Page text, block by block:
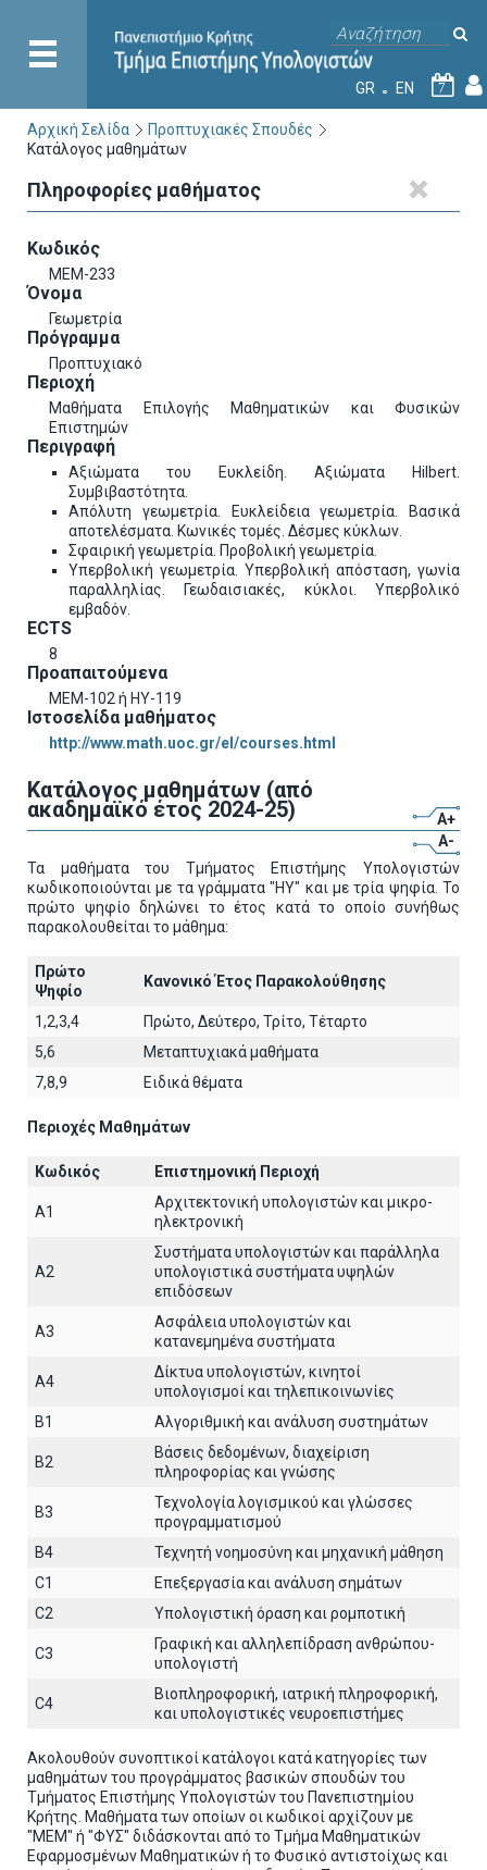
GR EN 7
Αρχική Σελίδα
Προπτυχιακές Σπουδές
Κατάλογος μαθημάτων
Πληροφορίες μαθήματος
Κωδικός
ΜΕΜ-233
Όνομα
Γεωμετρία
Πρόγραμμα
Προπτυχιακό
Περιοχή
Μαθήματα Επιλογής Μαθηματικών και Φυσικών
Επιστημών
Περιγραφή
Aξιώματα του Eυκλείδη. Aξιώματα Hilbert.
Συμβιβαστότητα.
Aπόλυτη γεωμετρία. Eυκλείδεια γεωμετρία. Bασικά
αποτελέσματα. Kωνικές τομές. Δέσμες κύκλων.
Σφαιρική γεωμετρία. Προβολική γεωμετρία.
Υπερβολική γεωμετρία. Υπερβολική απόσταση, γωνία
παραλληλίας. Γεωδαισιακές, κύκλοι. Υπερβολικό
εμβαδόν.
ECTS
8
Προαπαιτούμενα
MEM-102 ή ΗΥ-119
Ιστοσελίδα μαθήματος
http://www.math.uoc.gr/el/courses.html
Κατάλογος μαθημάτων (από
ακαδημαϊκό έτος 2024-25)
A+
A-
Τα μαθήματα του Τμήματος Επιστήμης Υπολογιστών
κωδικοποιούνται με τα γράμματα "ΗΥ" και με τρία ψηφία. Το
πρώτο ψηφίο δηλώνει το έτος κατά το οποίο συνήθως
παρακολουθείται το μάθημα:
Πρώτο
Ψηφίο
Κανονικό Έτος Παρακολούθησης
1,2,3,4
Πρώτο, Δεύτερο, Τρίτο, Τέταρτο
5,6
Μεταπτυχιακά μαθήματα
7,8,9
Ειδικά θέματα
Περιοχές Μαθημάτων
Κωδικός Επιστημονική Περιοχή
A1
Αρχιτεκτoνική υπολογιστών και μικρο-
ηλεκτρονική
A2
Συστήματα υπολογιστών και παράλληλα
υπολογιστικά συστήματα υψηλών
επιδόσεων
A3
Ασφάλεια υπολογιστών και
κατανεμημένα συστήματα
A4
Δίκτυα υπολογιστών, κινητοί
υπολογισμοί και τηλεπικοινωνίες
B1
Αλγοριθμική και ανάλυση συστημάτων
B2
Βάσεις δεδομένων, διαχείριση
πληροφορίας και γνώσης
B3
Τεχνολογία λογισμικού και γλώσσες
προγραμματισμού
B4
Τεχνητή νοημοσύνη και μηχανική μάθηση
C1
Επεξεργασία και ανάλυση σημάτων
C2
Υπολογιστική όραση και ρομποτική
C3
Γραφική και αλληλεπίδραση ανθρώπου-
υπολογιστή
C4
Βιοπληροφορική, ιατρική πληροφορική,
και υπολογιστικές νευροεπιστήμες
Ακολουθούν συνοπτικοί κατάλογοι κατά κατηγορίες των
μαθημάτων του προγράμματος βασικών σπουδών του
Τμήματος Επιστήμης Υπολογιστών του Πανεπιστημίου
Κρήτης. Μαθήματα των οποίων οι κωδικοί αρχίζουν με
"ΜΕΜ" ή "ΦΥΣ" διδάσκονται από το Τμήμα Μαθηματικών
Εφαρμοσμένων Μαθηματικών ή το Φυσικό αντιστοίχως και